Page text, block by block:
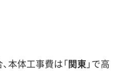
本体工事費は「関東」で高